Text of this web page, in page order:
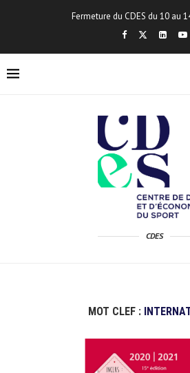
Fermeture du CDES du 10 au
CDES
MOT CLEF :